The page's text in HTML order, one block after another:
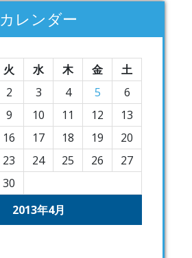
カレンダー
2013年4月
火 水 木 金
土
2 3 4 5
6
9 10 11 12
13
16 17 18 19
20
23 24 25 26
27
30